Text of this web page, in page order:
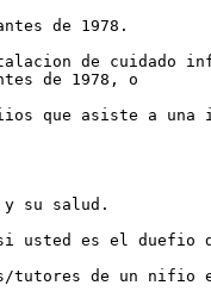
de 1978.
de cuidado
de 1978, o
que asiste a
y su salud.
usted es el duefio
tutores de un nifio